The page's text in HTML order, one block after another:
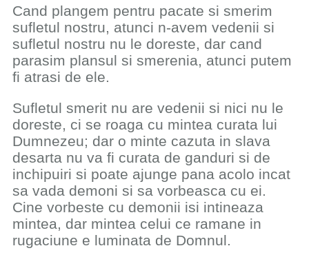
Cand plangem pentru pacate si smerim
sufletul nostru, atunci n-avem vedenii si
sufletul nostru nu le doreste, dar cand
parasim plansul si smerenia, atunci putem
fi atrasi de ele.
Sufletul smerit nu are vedenii si nici nu le
doreste, ci se roaga cu mintea curata lui
Dumnezeu; dar o minte cazuta in slava
desarta nu va fi curata de ganduri si de
inchipuiri si poate ajunge pana acolo incat
sa vada demoni si sa vorbeasca cu ei.
Cine vorbeste cu demonii isi intineaza
mintea, dar mintea celui ce ramane in
rugaciune e luminata de Domnul.